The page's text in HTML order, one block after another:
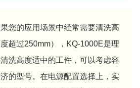
您的应用场景中经常需要清洗高
超过250mm），KQ-1000E是理
洗高度适中的工件，可以考虑容
的型号。在电源配置选择上，实